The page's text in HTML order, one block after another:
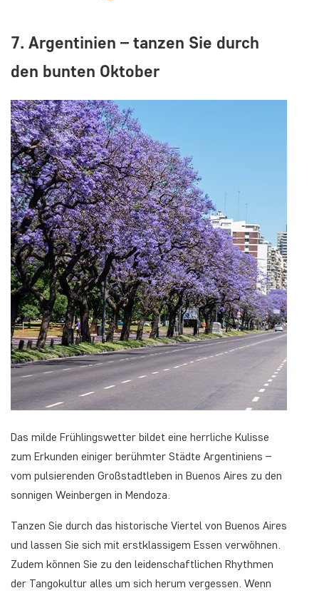
7. Argentinien – tanzen Sie durch
den bunten Oktober
Das milde Frühlingswetter bildet eine herrliche Kulisse
zum Erkunden einiger berühmter Städte Argentiniens –
vom pulsierenden Großstadtleben in Buenos Aires zu den
sonnigen Weinbergen in Mendoza.
Tanzen Sie durch das historische Viertel von Buenos Aires
und lassen Sie sich mit erstklassigem Essen verwöhnen.
Zudem können Sie zu den leidenschaftlichen Rhythmen
der Tangokultur alles um sich herum vergessen. Wenn